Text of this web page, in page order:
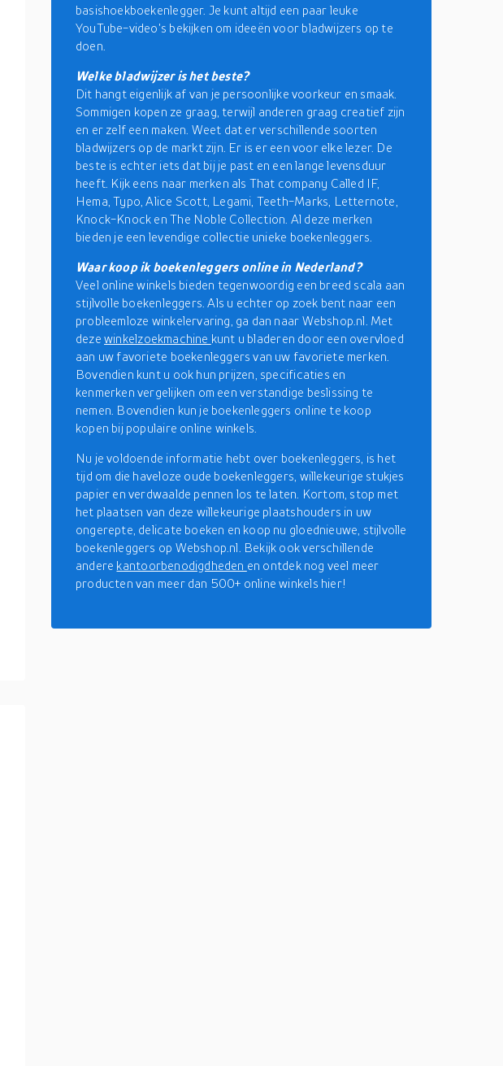
basishoekboekenlegger. Je kunt altijd een paar leuke
YouTube-video's bekijken om ideeën voor bladwijzers op te
doen.
Welke bladwijzer is het beste?
Dit hangt eigenlijk af van je persoonlijke voorkeur en smaak.
Sommigen kopen ze graag, terwijl anderen graag creatief zijn
en er zelf een maken. Weet dat er verschillende soorten
bladwijzers op de markt zijn. Er is er een voor elke lezer. De
beste is echter iets dat bij je past en een lange levensduur
heeft. Kijk eens naar merken als That company Called IF,
Hema, Typo, Alice Scott, Legami, Teeth-Marks, Letternote,
Knock-Knock en The Noble Collection. Al deze merken
bieden je een levendige collectie unieke boekenleggers.
Waar koop ik boekenleggers online in Nederland?
Veel online winkels bieden tegenwoordig een breed scala aan
stijlvolle boekenleggers. Als u echter op zoek bent naar een
probleemloze winkelervaring, ga dan naar Webshop.nl. Met
dezewinkelzoekmachine kunt u bladeren door een overvloed
aan uw favoriete boekenleggers van uw favoriete merken.
Bovendien kunt u ook hun prijzen, specificaties en
kenmerken vergelijken om een verstandige beslissing te
nemen. Bovendien kun je boekenleggers online te koop
kopen bij populaire online winkels.
Nu je voldoende informatie hebt over boekenleggers, is het
tijd om die haveloze oude boekenleggers, willekeurige stukjes
papier en verdwaalde pennen los te laten. Kortom, stop met
het plaatsen van deze willekeurige plaatshouders in uw
ongerepte, delicate boeken en koop nu gloednieuwe, stijlvolle
boekenleggers op Webshop.nl. Bekijk ook verschillende
andere kantoorbenodigdheden en ontdek nog veel meer
producten van meer dan 500+ online winkels hier!